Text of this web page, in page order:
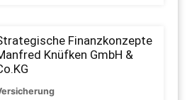
Finanzkonzepte
Knüfken GmbH &